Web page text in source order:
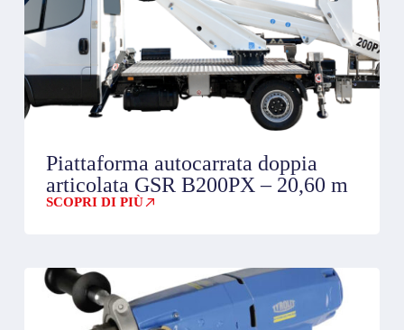
Piattaforma autocarrata doppia
articolata GSR B200PX – 20,60 m
SCOPRI DI PIÙ